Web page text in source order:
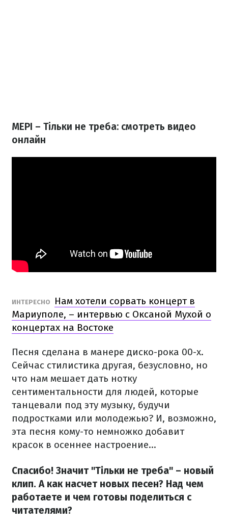
МЕРІ – Тільки не треба: смотреть видео
онлайн
ИНТЕРЕСНО
Нам хотели сорвать концерт в
Мариуполе, – интервью с Оксаной Мухой о
концертах на Востоке
Песня сделана в манере диско-рока 00-х.
Сейчас стилистика другая, безусловно, но
что нам мешает дать нотку
сентиментальности для людей, которые
танцевали под эту музыку, будучи
подростками или молодежью? И, возможно,
эта песня кому-то немножко добавит
красок в осеннее настроение...
Спасибо! Значит "Тільки не треба" – новый
клип. А как насчет новых песен? Над чем
работаете и чем готовы поделиться с
читателями?